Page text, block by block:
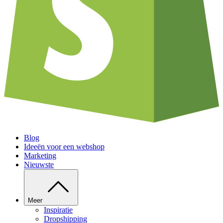
Blog
Ideeën voor een webshop
Marketing
Nieuwste
Meer
Inspiratie
Dropshipping